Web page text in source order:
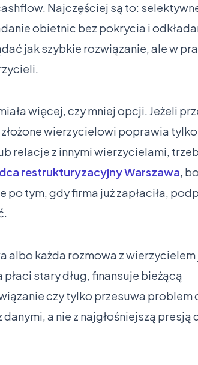
Najczęściej są to:
obietnic bez pokrycia i
jak szybkie rozwiązanie, ale w
więcej, czy mniej opcji. Jeżeli
wierzycielowi poprawia
relacje z innymi wierzycielami,
restrukturyzacyjny Warszawa,
tym, gdy firma już zapłaciła,
albo każda rozmowa z
stary dług, finansuje bieżącą
czy tylko przesuwa problem
a nie z najgłośniejszą presją